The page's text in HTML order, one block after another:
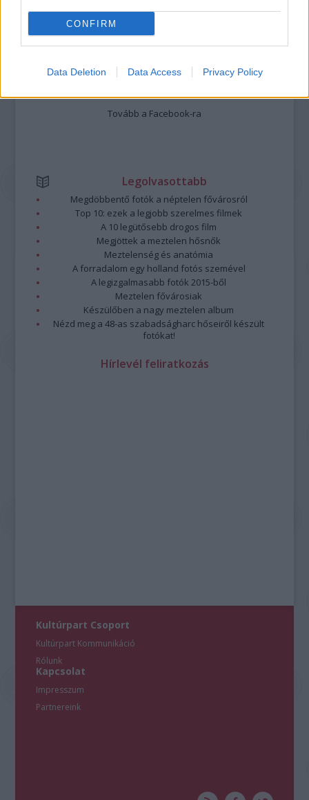
CONFIRM
Data Deletion Data Access Privacy Policy
Kommentek:
A hozzászólások avonatkozó jogszabályok
nem vállal, azokat nem ellenőrzi. Kifogás esetén forduljon a blog szerkesztőjéhez.
Felhasználási feltételekben adatvédelmi tájékoztatóban
Tovább a Facebook-ra
Legolvasottabb
Megdöbbentő fotók a néptelen fővárosról
Top 10: ezek a legjobb szerelmes filmek
A 10 legütősebb drogos film
Megjöttek a meztelen hősnők
Meztelenség és anatómia
A forradalom egy holland fotós szemével
A legizgalmasabb fotók 2015-ből
Meztelen fővárosiak
Készülőben a nagy meztelen album
Nézd meg a 48-as szabadságharc hőseiről készült
fotókat!
Hírlevél feliratkozás
Kultúrpart Csoport
Kultúrpart Kommunikáció
Rólunk
Kapcsolat
Impresszum
Partnereink